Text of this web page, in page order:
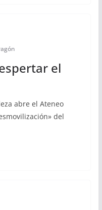
el
abre el Ateneo
del